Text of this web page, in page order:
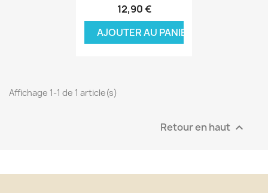
12,90 €
AJOUTER AU PANIER
Affichage 1-1 de 1 article(s)
Retour en haut 